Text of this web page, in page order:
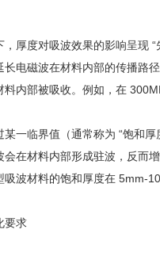
厚度对吸波效果的影响呈现
电磁波在材料内部的传播路
内部被吸收。例如，在
一临界值（通常称为 “饱和
在材料内部形成驻波，反
波材料的饱和厚度在 5mm-
要求